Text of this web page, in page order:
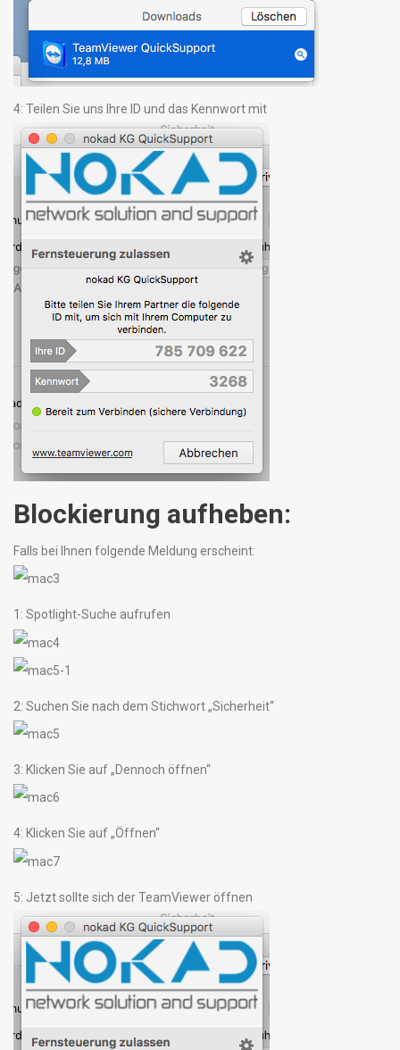
4: Teilen Sie uns Ihre ID und das Kennwort mit
Blockierung aufheben:
Falls bei Ihnen folgende Meldung erscheint:
1: Spotlight-Suche aufrufen
2: Suchen Sie nach dem Stichwort „Sicherheit“
3: Klicken Sie auf „Dennoch öffnen“
4: Klicken Sie auf „Öffnen“
5: Jetzt sollte sich der TeamViewer öffnen